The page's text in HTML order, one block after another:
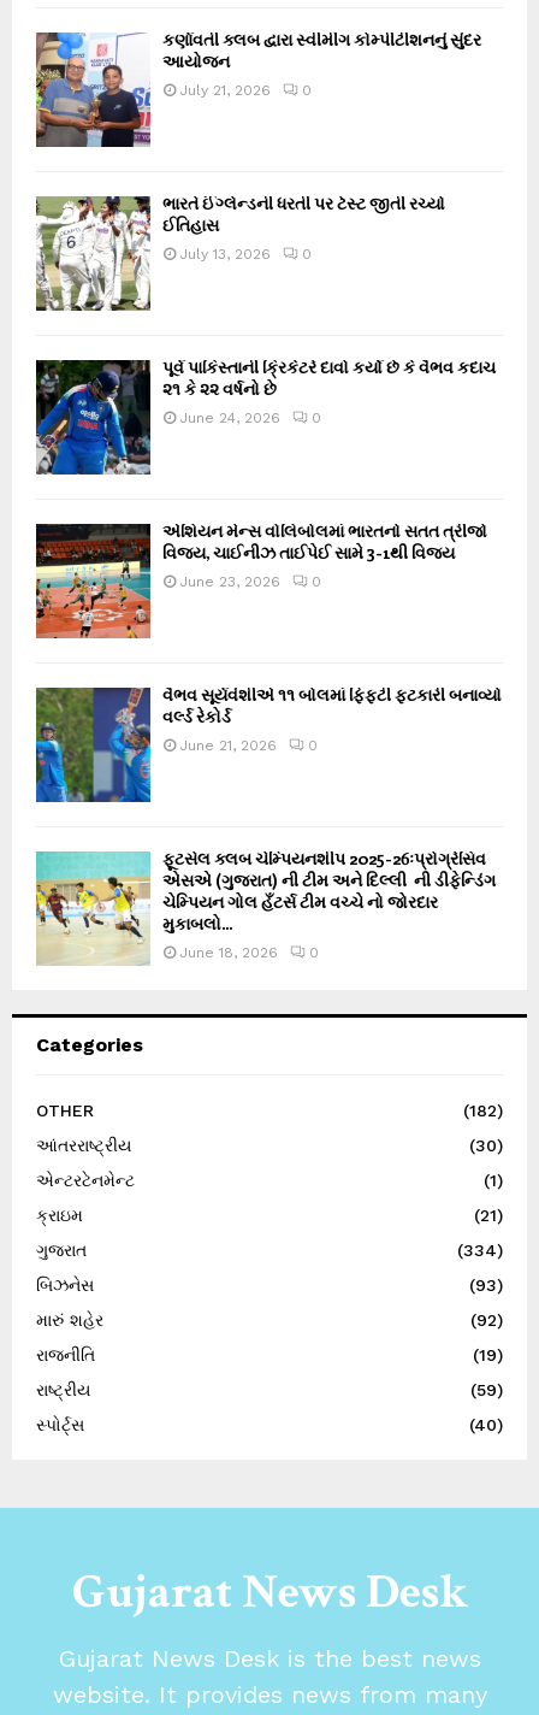
કર્ણાવતી ક્લબ દ્વારા સ્વીમીંગ કોમ્પીટીશનનું સુંદર
આયોજન
July 21, 2026 0
ભારતે ઈંગ્લેન્ડની ધરતી પર ટેસ્ટ જીતી રચ્યો
ઈતિહાસ
July 13, 2026 0
પૂર્વ પાકિસ્તાની ક્રિકેટરે દાવો કર્યો છે કે વૈભવ કદાચ
૨૧ કે ૨૨ વર્ષનો છે
June 24, 2026 0
એશિયન મેન્સ વોલિબોલમાં ભારતનો સતત ત્રીજો
વિજય, ચાઈનીઝ તાઈપેઈ સામે 3-1થી વિજય
June 23, 2026 0
વૈભવ સૂર્યવંશીએ ૧૧ બોલમાં ફિફ્ટી ફટકારી બનાવ્યો
વર્લ્ડ રેકોર્ડ
June 21, 2026 0
ફૂટસેલ ક્લબ ચેમ્પિયનશીપ 2025-26ઃપ્રોગ્રેસિવ
એસએ (ગુજરાત) ની ટીમ અને દિલ્લી ની ડીફેન્ડિંગ
ચેમ્પિયન ગોલ હઁટર્સ ટીમ વચ્ચે નો જોરદાર
મુકાબલો...
June 18, 2026 0
Categories
OTHER
(182)
આંતરરાષ્ટ્રીય
(30)
એન્ટરટેનમેન્ટ
(1)
ક્રાઇમ
(21)
ગુજરાત
(334)
બિઝનેસ
(93)
મારું શહેર
(92)
રાજનીતિ
(19)
રાષ્ટ્રીય
(59)
સ્પોર્ટ્સ
(40)
Gujarat News Desk
Gujarat News Desk is the best news
website. It provides news from many